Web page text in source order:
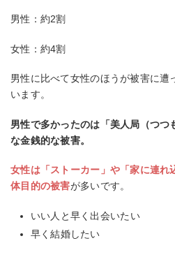
男性：約2割
女性：約4割
男性に比べて女性のほうが被害に遭
います。
男性で多かったのは「美人局（つつ
な金銭的な被害。
女性は「ストーカー」や「家に連れ
体目的の被害が多いです。
いい人と早く出会いたい
早く結婚したい